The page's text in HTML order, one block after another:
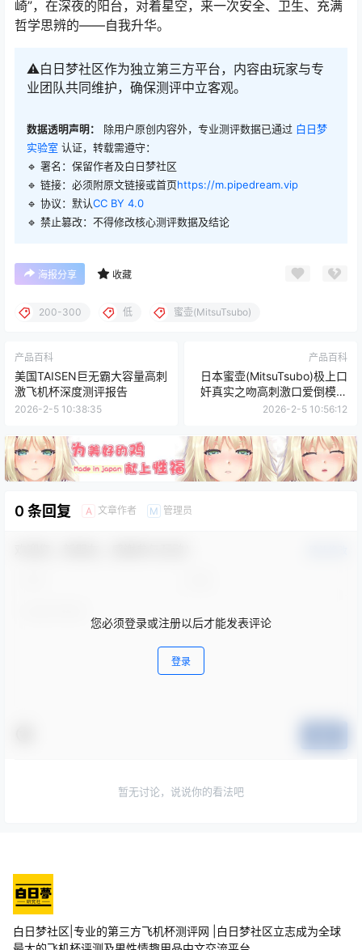
崎”，在深夜的阳台，对着星空，来一次安全、卫生、充满
哲学思辨的——自我升华。
⚠️白日梦社区作为独立第三方平台，内容由玩家与专
业团队共同维护，确保测评中立客观。
数据透明声明： 除用户原创内容外，专业测评数据已通过 白日梦
实验室 认证，转载需遵守：
🔹 署名：保留作者及白日梦社区
🔹 链接：必须附原文链接或首页https://m.pipedream.vip
🔹 协议：默认CC BY 4.0
🔹 禁止篡改：不得修改核心测评数据及结论
海报分享 收藏
200-300 低 蜜壶(MitsuTsubo)
产品百科
美国TAISEN巨无霸大容量高刺
激飞机杯深度测评报告
2026-2-5 10:38:35
产品百科
日本蜜壶(MitsuTsubo)极上口
奸真实之吻高刺激口爱倒模飞
机杯深度测评报告
2026-2-5 10:56:12
0 条回复 A 文章作者 M 管理员
您必须登录或注册以后才能发表评论
登录
暂无讨论，说说你的看法吧
白日梦社区|专业的第三方飞机杯测评网 |白日梦社区立志成为全球